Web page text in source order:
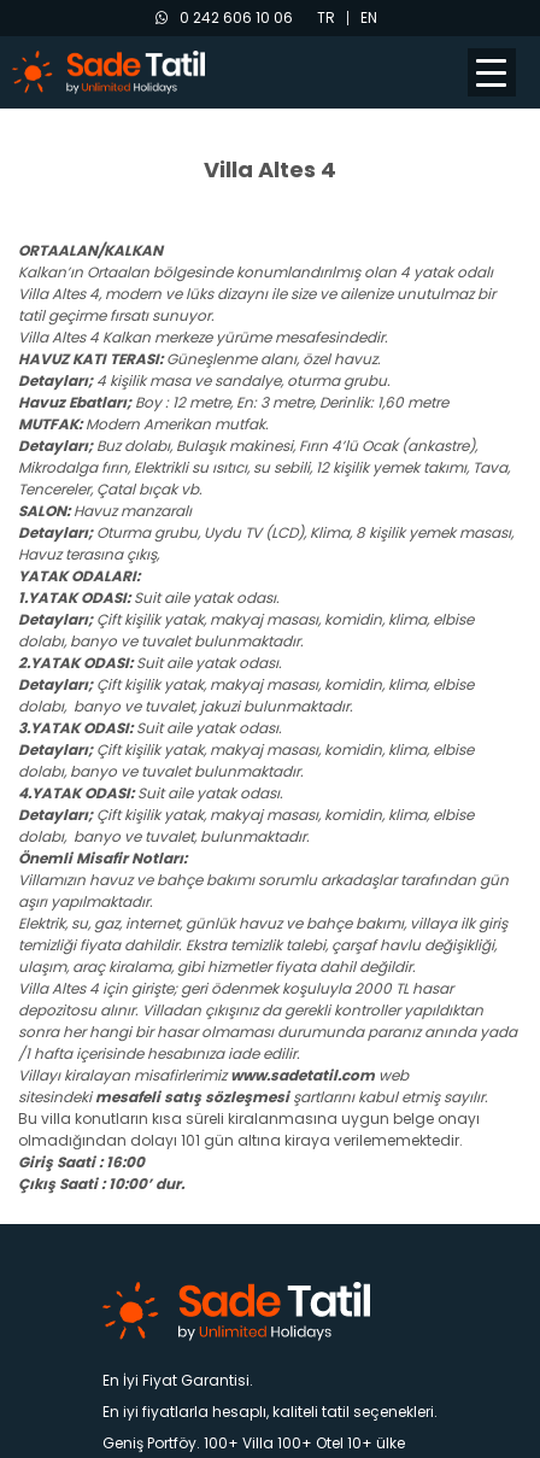
0 242 606 10 06 TR EN
Villa Altes 4
ORTAALAN/KALKAN
Kalkan’ın Ortaalan bölgesinde konumlandırılmış olan 4 yatak odalı
Villa Altes 4, modern ve lüks dizaynı ile size ve ailenize unutulmaz bir
tatil geçirme fırsatı sunuyor.
Villa Altes 4 Kalkan merkeze yürüme mesafesindedir.
HAVUZ KATI TERASI:Güneşlenme alanı, özel havuz.
Detayları;4 kişilik masa ve sandalye, oturma grubu.
Havuz Ebatları;Boy : 12 metre, En: 3 metre, Derinlik: 1,60 metre
MUTFAK:Modern Amerikan mutfak.
Detayları;Buz dolabı, Bulaşık makinesi, Fırın 4’lü Ocak (ankastre),
Mikrodalga fırın, Elektrikli su ısıtıcı, su sebili, 12 kişilik yemek takımı, Tava,
Tencereler, Çatal bıçak vb.
SALON:Havuz manzaralı
Detayları;Oturma grubu, Uydu TV (LCD), Klima, 8 kişilik yemek masası,
Havuz terasına çıkış,
YATAK ODALARI:
1.YATAK ODASI:Suit aile yatak odası.
Detayları;Çift kişilik yatak, makyaj masası, komidin, klima, elbise
dolabı, banyo ve tuvalet bulunmaktadır.
2.YATAK ODASI:Suit aile yatak odası.
Detayları;Çift kişilik yatak, makyaj masası, komidin, klima, elbise
dolabı, banyo ve tuvalet, jakuzi bulunmaktadır.
3.YATAK ODASI:Suit aile yatak odası.
Detayları;Çift kişilik yatak, makyaj masası, komidin, klima, elbise
dolabı, banyo ve tuvalet bulunmaktadır.
4.YATAK ODASI:Suit aile yatak odası.
Detayları;Çift kişilik yatak, makyaj masası, komidin, klima, elbise
dolabı, banyo ve tuvalet, bulunmaktadır.
Önemli Misafir Notları:
Villamızın havuz ve bahçe bakımı sorumlu arkadaşlar tarafından gün
aşırı yapılmaktadır.
Elektrik, su, gaz, internet, günlük havuz ve bahçe bakımı, villaya ilk giriş
temizliği fiyata dahildir. Ekstra temizlik talebi, çarşaf havlu değişikliği,
ulaşım, araç kiralama, gibi hizmetler fiyata dahil değildir.
Villa Altes 4 için girişte; geri ödenmek koşuluyla 2000 TL hasar
depozitosu alınır. Villadan çıkışınız da gerekli kontroller yapıldıktan
sonra her hangi bir hasar olmaması durumunda paranız anında yada
/1 hafta içerisinde hesabınıza iade edilir.
Villayı kiralayan misafirlerimizwww.sadetatil.com web
sitesindekimesafeli satış sözleşmesişartlarını kabul etmiş sayılır.
Bu villa konutların kısa süreli kiralanmasına uygun belge onayı
olmadığından dolayı 101 gün altına kiraya verilememektedir.
Giriş Saati : 16:00
Çıkış Saati : 10:00’ dur.
En İyi Fiyat Garantisi.
En iyi fiyatlarla hesaplı, kaliteli tatil seçenekleri.
Geniş Portföy. 100+ Villa 100+ Otel 10+ ülke